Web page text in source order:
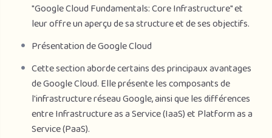
"Google Cloud Fundamentals: Core Infrastructure" et
leur offre un aperçu de sa structure et de ses objectifs.
Présentation de Google Cloud
Cette section aborde certains des principaux avantages
de Google Cloud. Elle présente les composants de
l'infrastructure réseau Google, ainsi que les différences
entre Infrastructure as a Service (IaaS) et Platform as a
Service (PaaS).